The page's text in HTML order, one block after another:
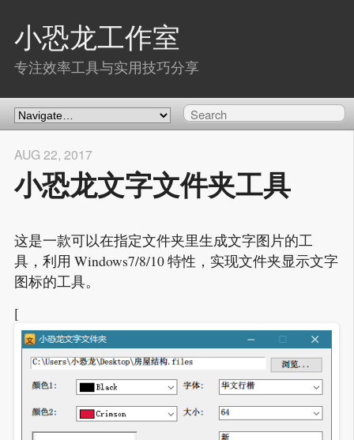
小恐龙工作室
专注效率工具与实用技巧分享
AUG 22, 2017
小恐龙文字文件夹工具
这是一款可以在指定文件夹里生成文字图片的工
具，利用 Windows7/8/10 特性，实现文件夹显示文字
图标的工具。
[